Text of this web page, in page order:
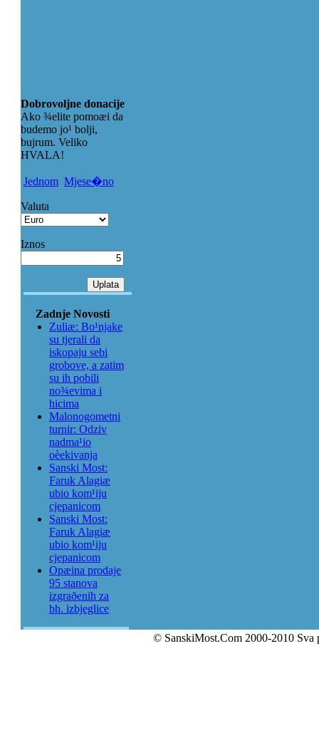
Dobrovoljne donacije
Ako ¾elite pomoæi da
budemo jo¹ bolji,
bujrum. Veliko
HVALA!
Jednom Mjese�no
Valuta
Iznos
Zadnje Novosti
Zuliæ: Bo¹njake
su tjerali da
iskopaju sebi
grobove, a zatim
su ih pobili
no¾evima i
hicima
Malonogometni
turnir: Odziv
nadma¹io
oèekivanja
Sanski Most:
Faruk Alagiæ
ubio kom¹iju
cjepanicom
Sanski Most:
Faruk Alagiæ
ubio kom¹iju
cjepanicom
Opæina prodaje
95 stanova
izgraðenih za
bh. izbjeglice
© SanskiMost.Com 2000-2010